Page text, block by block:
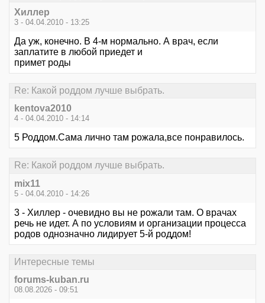
Хиллер
3 - 04.04.2010 - 13:25
Да уж, конечно. В 4-м нормально. А врач, если
заплатите в любой приедет и
примет роды
Re: Какой роддом лучше выбрать.
kentova2010
4 - 04.04.2010 - 14:14
5 Роддом.Сама лично там рожала,все понравилось.
Re: Какой роддом лучше выбрать.
mix11
5 - 04.04.2010 - 14:26
3 - Хиллер - очевидно вы не рожали там. О врачах
речь не идет. А по условиям и организации процесса
родов однозначно лидирует 5-й роддом!
Интересные темы
forums-kuban.ru
08.08.2026 - 09:51